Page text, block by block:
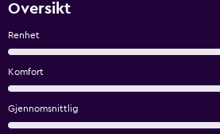
Oversikt
Renhet
Komfort
Gjennomsnittlig